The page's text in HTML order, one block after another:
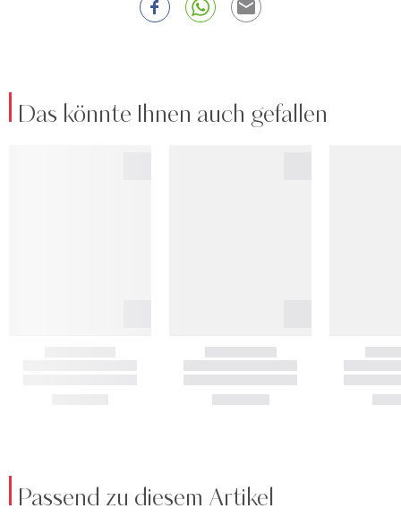
Das könnte Ihnen auch gefallen
Passend zu diesem Artikel